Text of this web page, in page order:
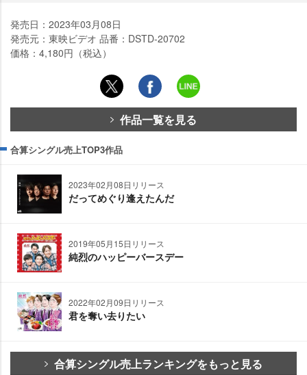
発売日：2023年03月08日
発売元：東映ビデオ 品番：DSTD-20702
価格：4,180円（税込）
作品一覧を見る
合算シングル売上TOP3作品
2023年02月08日リリース
だってめぐり逢えたんだ
2019年05月15日リリース
純烈のハッピーバースデー
2022年02月09日リリース
君を奪い去りたい
合算シングル売上ランキングをもっと見る